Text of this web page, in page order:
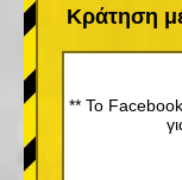
Κράτηση
** Το Facebook